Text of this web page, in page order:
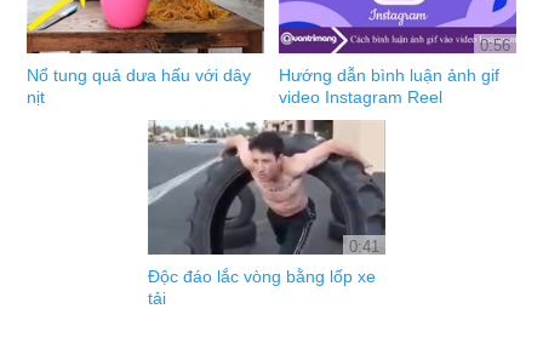
Nổ tung quả dưa hấu với dây
nịt
0:56
Hướng dẫn bình luận ảnh gif
video Instagram Reel
0:41
Độc đáo lắc vòng bằng lốp xe
tải